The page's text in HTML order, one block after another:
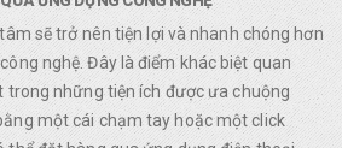
sẽ trở nên tiện lợi và nhanh chóng hơn
nghệ. Đây là điểm khác biệt quan
trong những tiện ích được ưa chuộng
một cái chạm tay hoặc một click